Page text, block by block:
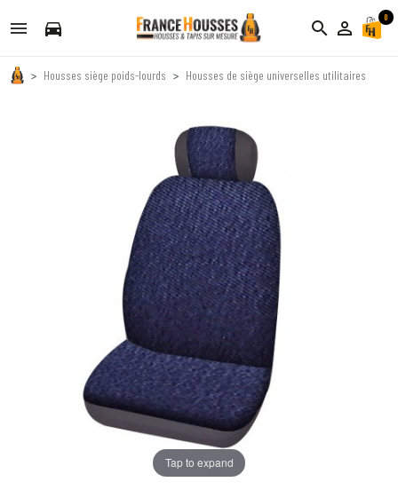
directions_car search person_outline
0
Housses siège poids-lourds Housses de siège universelles utilitaires
Tap to expand